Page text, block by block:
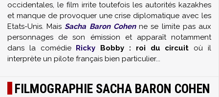
occidentales, le film irrite toutefois les autorités kazakhes
et manque de provoquer une crise diplomatique avec les
Etats-Unis. MaisSacha Baron Cohenne se limite pas aux
personnages de son émission et apparaît notamment
dans la comédie Ricky Bobby : roi du circuit où il
interprète un pilote français bien particulier...
FILMOGRAPHIE SACHA BARON COHEN